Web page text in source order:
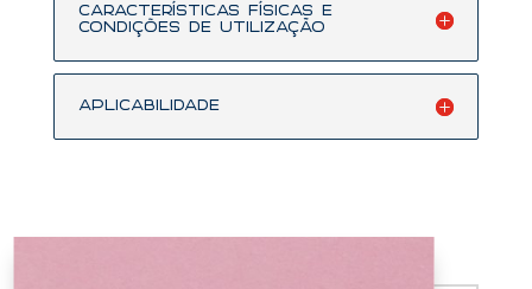
CARACTERÍSTICAS FÍSICAS E
CONDIÇÕES DE UTILIZAÇÃO
Aplicabilidade